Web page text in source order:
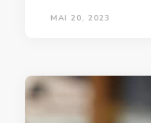
MAI 20, 2023